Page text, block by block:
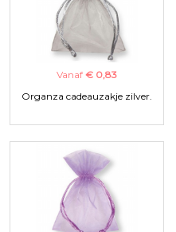
Vanaf € 0,83
Organza cadeauzakje zilver.